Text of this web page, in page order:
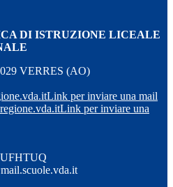
DI ISTRUZIONE LICEALE
VERRES (AO)
Link per inviare una mail
Link per inviare una